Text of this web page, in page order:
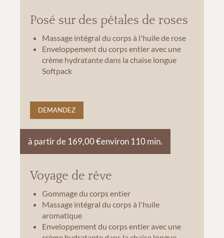
Posé sur des pétales de roses
Massage intégral du corps à l'huile de rose
Enveloppement du corps entier avec une
crème hydratante dans la chaise longue
Softpack
DEMANDEZ
Voyage de rêve
à partir de 169,00 €environ 110 min.
Gommage du corps entier
Massage intégral du corps à l'huile
aromatique
Enveloppement du corps entier avec une